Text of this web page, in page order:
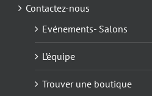
Contactez-nous
Evénements- Salons
L’équipe
Trouver une boutique